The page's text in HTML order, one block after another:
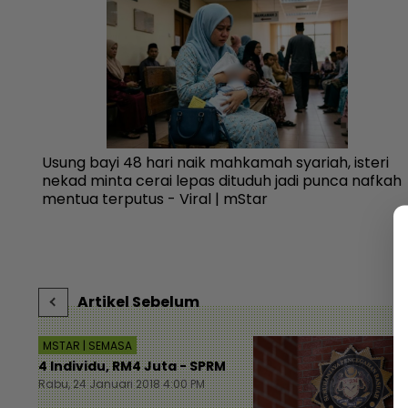
Usung bayi 48 hari naik mahkamah syariah, isteri
nekad minta cerai lepas dituduh jadi punca nafkah
mentua terputus - Viral | mStar
Artikel Sebelum
MSTAR | SEMASA
4 Individu, RM4 Juta - SPRM
Rabu, 24 Januari 2018 4:00 PM